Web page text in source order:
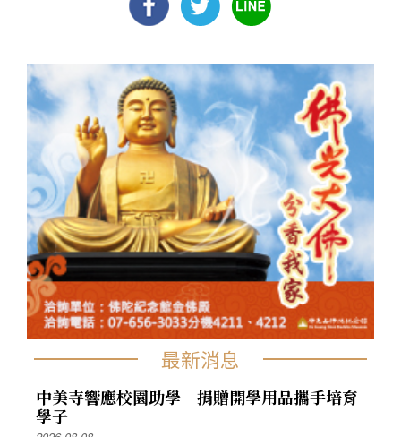
最新消息
中美寺響應校園助學 捐贈開學用品攜手培育
學子